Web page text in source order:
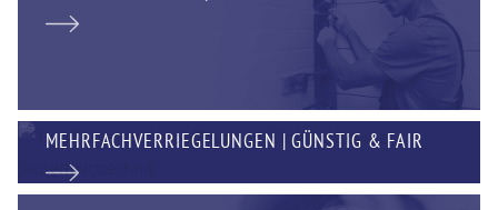
MEHRFACHVERRIEGELUNGEN | GÜNSTIG & FAIR